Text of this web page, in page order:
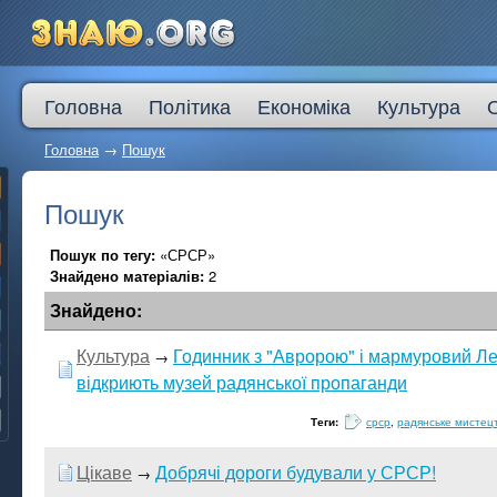
Головна Політика Економіка Культура
Головна→ Пошук
Пошук
Пошук по тегу: «СРСР»
Знайдено матеріалів: 2
Знайдено:
Культура → Годинник з "Авророю" і мармуровий
відкриють музей радянської пропаганди
Теги: срср, радянське
Цікаве → Добрячі дороги будували у СРСР!